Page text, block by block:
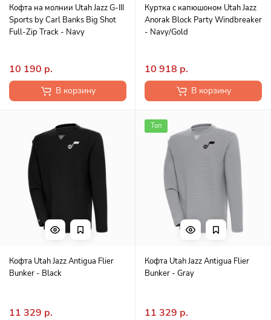
Кофта на молнии Utah Jazz G-III
Sports by Carl Banks Big Shot
Full-Zip Track - Navy
10 190 р.
В корзину
Куртка с капюшоном Utah Jazz
Anorak Block Party Windbreaker
- Navy/Gold
10 918 р.
В корзину
Кофта Utah Jazz Antigua Flier
Bunker - Black
11 329 р.
Топ
Кофта Utah Jazz Antigua Flier
Bunker - Gray
11 329 р.